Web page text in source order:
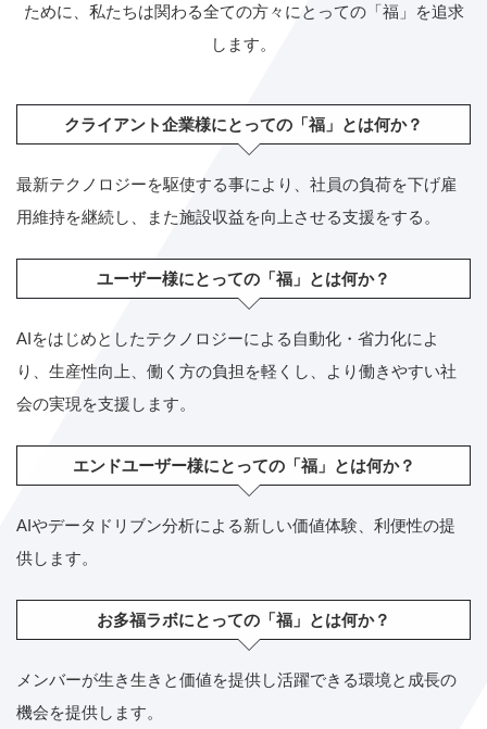
ために、私たちは関わる全ての方々にとっての「福」を追求
します。
クライアント企業様にとっての「福」とは何か？
最新テクノロジーを駆使する事により、社員の負荷を下げ雇
用維持を継続し、また施設収益を向上させる支援をする。
ユーザー様にとっての「福」とは何か？
AIをはじめとしたテクノロジーによる自動化・省力化によ
り、生産性向上、働く方の負担を軽くし、より働きやすい社
会の実現を支援します。
エンドユーザー様にとっての「福」とは何か？
AIやデータドリブン分析による新しい価値体験、利便性の提
供します。
お多福ラボにとっての「福」とは何か？
メンバーが生き生きと価値を提供し活躍できる環境と成長の
機会を提供します。